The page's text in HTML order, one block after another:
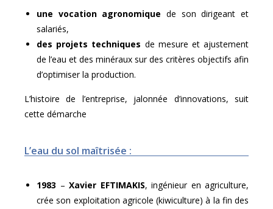
une vocation agronomique de son dirigeant et
salariés,
des projets techniques de mesure et ajustement
de l’eau et des minéraux sur des critères objectifs afin
d’optimiser la production.
L’histoire de l’entreprise, jalonnée d’innovations, suit
cette démarche
L’eau du sol maîtrisée :
1983 – Xavier EFTIMAKIS, ingénieur en agriculture,
crée son exploitation agricole (kiwiculture) à la fin des